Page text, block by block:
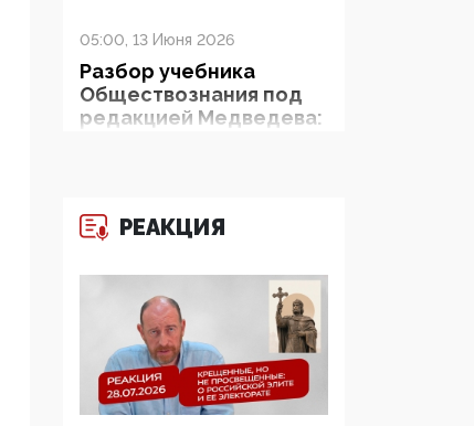
05:00, 13 Июня 2026
Разбор учебника
Обществознания под
редакцией Медведева:
двоемыслия
Прокуратура наконец
увидела
экстремистскую
деятельность ИИТО
ЮНЕСКО в России, но
цифроглобалисты
РЕАКЦИЯ